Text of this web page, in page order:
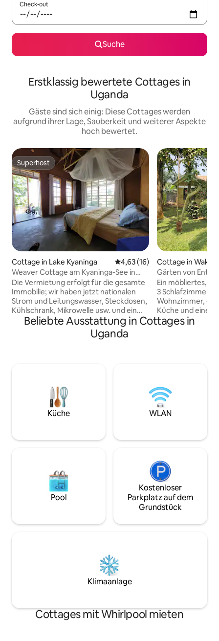
Check-out
Suche
Erstklassig bewertete Cottages in
Uganda
Gäste sind sich einig: Diese Cottages werden
aufgrund ihrer Lage, Sauberkeit und weiterer Aspekte
hoch bewertet.
Superhost
Superhost
Cottage in Lake Kyaninga Durchschnittliche Bewertung:
4,63 (16)
Weaver Cottage am Kyaninga-See in
Uganda
Die Vermietung erfolgt für die gesamte
Immobilie; wir haben jetzt nationalen
Strom und Leitungswasser, Steckdosen,
Kühlschrank, Mikrowelle usw. und ein
gutes Telefonnetz. Zwei Schlafzimmer
mit eigenem Bad, Doppelzimmer sowie
Kingsize-Sofa, WC/heiße Dusche in
unseren einheimischen Wald, besuche
das Rift Valley. Für zusätzliche Gäste
fragen Sie nach dem Zelt (Garten-
Camper-Dusche/WC vorhanden). Für
Cottage in Wakiso
Gärten von
Ein möbliertes,
3 Schlafzimmern
Wohnzimmer,
Küche und einer
Sie befindet sich
großen,
umgeben und
Metalltor sowie
Hausmeister.
Beliebte Ausstattung in Cottages in
Uganda
Küche WLAN
Pool
Kostenloser
Parkplatz auf dem
Grundstück
Klimaanlage
Cottages mit Whirlpool mieten